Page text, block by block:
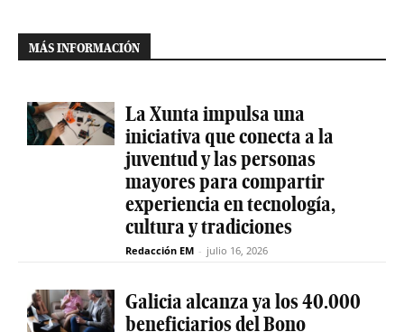
MÁS INFORMACIÓN
La Xunta impulsa una
iniciativa que conecta a la
juventud y las personas
mayores para compartir
experiencia en tecnología,
cultura y tradiciones
Redacción EM - julio 16, 2026
Galicia alcanza ya los 40.000
beneficiarios del Bono